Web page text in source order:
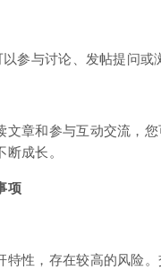
以参与讨论、发帖提问
文章和参与互动交流，
成长。
项
特性，存在较高的风险